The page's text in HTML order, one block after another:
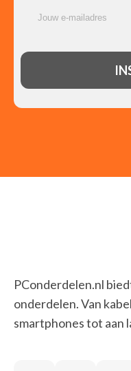
PConderdelen.nl
onderdelen. Van
smartphones tot aan